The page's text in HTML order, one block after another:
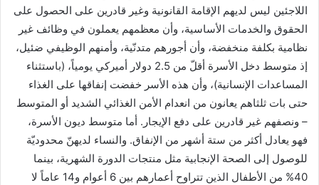
اللاجئين ليس لديهم الإقامة القانونية وغير قادرين على الحصول على
الحقوق والخدمات الأساسية، وأن معظمهم يعملون في وظائف غير
نظامية بكلفة منخفضة، وأن أجورهم متدنّية، وأمنهم الوظيفي ضئيل،
إذ متوسط دخل الأسرة أقلّ من 2.5 دولار أميركي يومياً، (باستثناء
المساعدات الإنسانية)، وأن هذه الأسر خفضت إنفاقها على الغذاء
حتى بات ثلثاهم يعانون من انعدام الأمن الغذائي الشديد أو المتوسط
– ونصفهم غير قادرين على دفع الإيجار. أما متوسط ديون الأسرة،
فهو يعادل أكثر من ستة أشهر من الإنفاق. والنساء لديهنّ محدوديّة
للوصول إلى الصحة الإنجابية مثل منتجات الدورة الشهرية، بينما
40% من الأطفال الذين تتراوح أعمارهم بين 6 أعوام و14 عاماً لا